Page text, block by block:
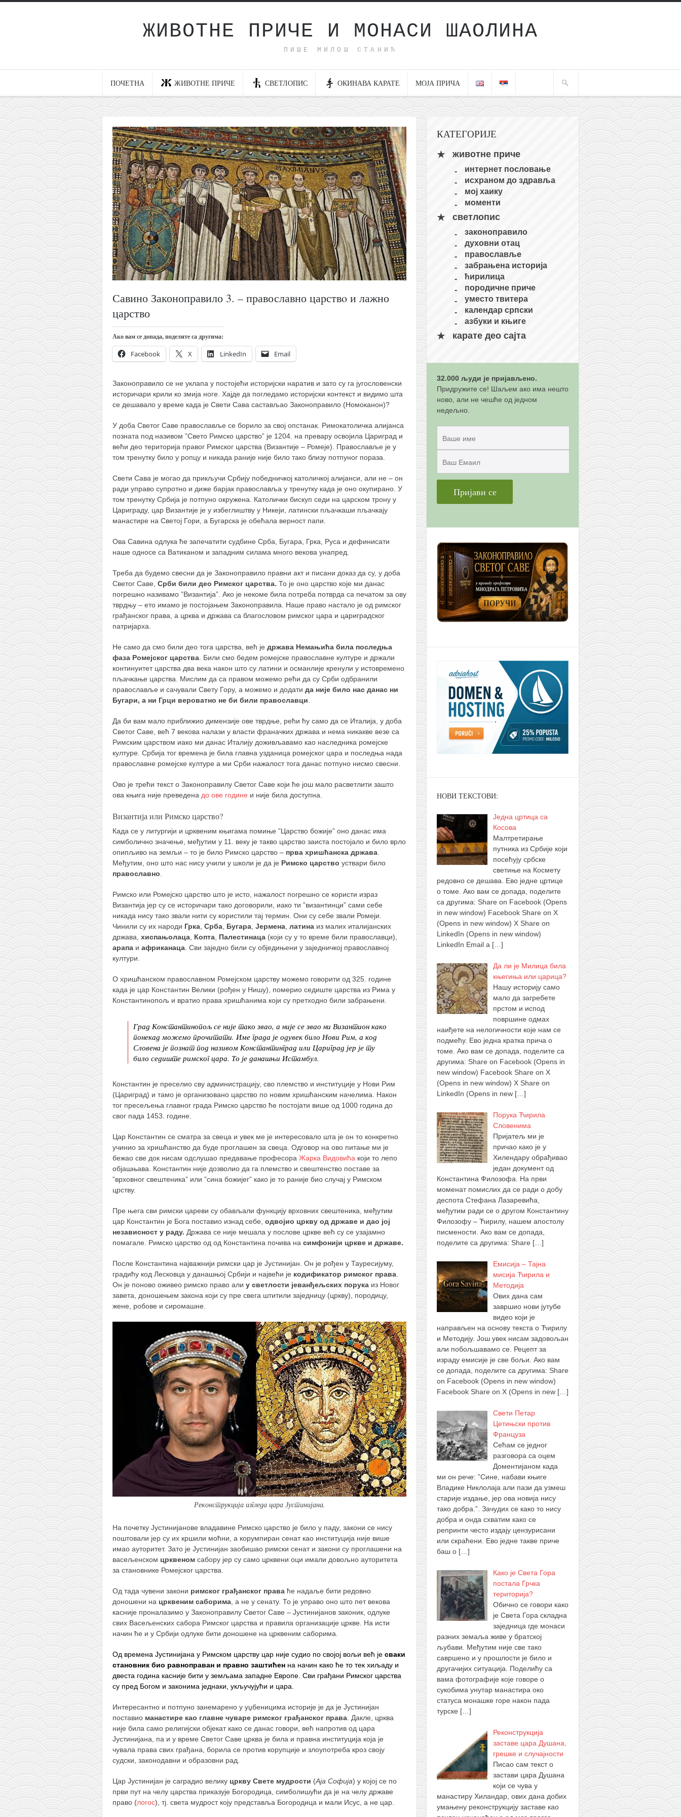
ЖИВОТНЕ ПРИЧЕ И МОНАСИ ШАОЛИНА
ПИШЕ МИЛОШ СТАНИЋ
ПОЧЕТНА ЖИВОТНЕ ПРИЧЕ СВЕТЛОПИС ОКИНАВА КАРАТЕ МОЈА ПРИЧА
интернет пословање
исхраном до здравља
мој хаику
моменти и места
бонус садржај
светлопис
законоправило
духовни отац
православље
забрањена историја
ћирилица
породичне приче
прота Воја
уместо твитера
календар српски
азбуки и књиге
Окинава карате
најновије на блогу
моје белешке
историја каратеа
бубиши
карате
кихон
наиханчи
кушанку
пасаи
темашивари
кобудо
нунчаку
тонфа
тимбеи рочин
тсунами дојо
програм
снимци наступа
галерија клуба
чланарина
контакт
бесплатна е-књига
термини тренинга
моја прича
моја прича
фотке
контакт
Савино Законоправило 3. – православно царствo и лажно
царство
Ако вам се допада, поделите са другима:
Facebook X LinkedIn Email
Законоправило се не уклапа у постојећи историјски наратив и зато су га југословенски
историчари крили ко змија ноге. Хајде да погледамо историјски контекст и видимо шта
се дешавало у време када је Свети Сава састављао Законоправило (Номоканон)?
У доба Светог Саве православље се борило за свој опстанак. Римокатоличка алијанса
позната под називом ”Свето Римско царство” је 1204. на превару освојила Цариград и
већи део територија правог Римског царства (Византије – Ромеје). Православље је у
том тренутку било у ропцу и никада раније није било тако близу потпуног пораза.
Свети Сава је могао да прикључи Србију победничкој католичкој алијанси, али не – он
ради управо супротно и диже барјак православља у тренутку када је оно окупирано. У
том тренутку Србија је потпуно окружена. Католички бискуп седи на царском трону у
Цариграду, цар Византије је у избеглиштву у Никеји, латински пљачкаши пљачкају
манастире на Светој Гори, а Бугарска је обећала верност папи.
Ова Савина одлука ће запечатити судбине Срба, Бугара, Грка, Руса и дефинисати
наше односе са Ватиканом и западним силама много векова унапред.
Треба да будемо свесни да је Законоправило правни акт и писани доказ да су, у доба
Светог Саве, Срби били део Римског царства. То је оно царство кoje ми данас
погрешно називамо ”Византија”. Ако је некоме била потреба потврда са печатом за ову
тврдњу – ето имамо је постојањем Законоправила. Наше право настало је од римског
грађанског права, а црква и држава са благословом римског цара и цариградског
патријарха.
Не само да смо били део тога царства, већ је држава Немањића била последња
фаза Ромејског царства . Били смо бедем ромејске православне културе и држали
континуитет царства два века након што су латини и османлије кренули у истовремено
пљачкање царства. Мислим да са правом можемо рећи да су Срби одбранили
православље и сачували Свету Гору, а можемо и додати да није било нас данас ни
Бугари, а ни Грци вероватно не би били православци
Да би вам мало приближио димензије ове тврдње, рећи ћу само да се Италија, у доба
Светог Саве, већ 7 векова налази у власти франачких држава и нема никакве везе са
Римским царством иако ми данас Италију доживљавамо као наследника ромејске
културе. Србија тог времена је била главна узданица ромејског цара и последња нада
православне ромејске културе а ми Срби нажалост тога данас потпуно нисмо свесни.
Ово је трећи текст о Законоправилу Светог Саве који ће још мало расветлити зашто
ова књига није преведена до ове године и није била доступна.
Византија или Римско царство?
Када се у литургији и црквеним књигама помиње ”Царство божије” оно данас има
симболично значење, међутим у 11. веку је такво царство заиста постојало и било врло
опипљиво на земљи – то је било Римско царство – прва хришћанска држава
Међутим, оно што нас нису учили у школи је да је Римско царство уствари било
православно
Римско или Ромејско царство што је исто, нажалост погрешно се користи израз
Византија јер су се историчари тако договорили, иако ти ”византинци” сами себе
никада нису тако звали нити су користили тај термин. Они су себе звали Ромеји.
Чинили су их народи Грка Срба Бугара Јермена латина из малих италијанских
држава, хиспањолаца Копта Палестинаца (који су у то време били православци),
арапа и африканаца . Сви заједно били су обједињени у заједничкој православној
култури.
О хришћанском православном Ромејском царству можемо говорити од 325. године
када је цар Константин Велики (рођен у Нишу), померио седиште царства из Рима у
Константинопољ и вратио права хришћанима који су претходно били забрањени.
Град Константинопољ се није тако звао, а није се звао ни Византион како
понекад можемо прочитати. Име града је одувек било Нови Рим, а код
Словена је познат под називом Константинград или Цариград јер је ту
било седиште римског цара. То је данашњи Истамбул.
Константин је преселио сву администрацију, сво племство и институције у Нови Рим
(Цариград) и тамо је организовано царство по новим хришћанским начелима. Након
тог пресељења главног града Римско царство ће постојати више од 1000 година до
свог пада 1453. године.
Цар Константин се сматра за свеца и увек ме је интересовало шта је он то конкретно
учинио за хришћанство да буде проглашен за свеца. Одговор на ово питање ми је
бежао све док нисам одслушао предавање професора Жарка Видовића који то лепо
објашњава. Константин није дозволио да га племство и свештенство поставе за
”врховног свештеника” или ”сина божијег” како је то раније био случај у Римском
црству.
Пре њега сви римски цареви су обављали функцију врховних свештеника, међутим
цар Константин је Бога поставио изнад себе, одвојио цркву од државе и дао јој
независност у раду. Држава се није мешала у послове цркве већ су се узајамно
помагале. Римско царство од од Константина почива на симфонији цркве и државе.
После Константина најважнији римски цар је Јустинијан. Он је рођен у Тауресијуму,
градићу код Лесковца у данашњој Србији и највећи је кодификатор римског права
Он је поново оживео римско право али у светлости јеванђељских порука из Новог
завета, доношењем закона који су пре свега штитили заједницу (цркву), породицу,
жене, робове и сиромашне.
Реконструкција изгледа цара Јустинијана.
На почетку Јустинијанове владавине Римско царство је било у паду, закони се нису
поштовали јер су их кршили моћни, а корумпиран сенат као институција није више
имао ауторитет. Зато је Јустинијан заобишао римски сенат и закони су проглашени на
васељенском црквеном сабору јер су само црквени оци имали довољно ауторитета
за становнике Ромејског царства.
Од тада чувени закони римског грађанског права ће надаље бити редовно
доношени на црквеним саборима , а не у сенату. То је управо оно што пет векова
касније проналазимо у Законоправилу Светог Саве – Јустинијанов законик, одлуке
свих Васељенских сабора Римског царства и правила организације цркве. На исти
начин ће и у Србији одлуке бити доношене на црквеним саборима.
Од времена Јустинијана у Римском царству цар није судио по својој вољи већ је сваки
становник био равноправан и правно заштићен на начин како ће то тек хиљаду и
двеста година касније бити у земљама западне Европе. Сви грађани Римског царства
су пред Богом и законима једнаки, укључујући и цара.
Интересантно и потпуно занемарено у уџбеницима историје је да је Јустинијан
поставио манастире као главне чуваре римског грађанског права . Дакле, црква
није била само религијски објекат како се данас говори, већ напротив од цара
Јустинијана, па и у време Светог Саве црква је била и правна институција која је
чувала права свих грађана, борила се против корупције и злоупотреба кроз своју
судски, законодавни и образовни рад.
Цар Јустинијан је саградио велику цркву Свете мудрости (Ајa Софија) у којој се по
први пут на челу царства приказује Богородица, симболишући да је на челу државе
право (логос), тј. света мудрост коју представља Богородица и мали Исус, а не цар.
КАТЕГОРИЈЕ
животне приче
интернет пословање
исхраном до здравља
мој хаику
моменти
светлопис
законоправило
духовни отац
православље
забрањена историја
ћирилица
породичне приче
уместо твитера
календар српски
азбуки и књиге
карате део сајта
32.000 људи је пријављено.
Придружите се! Шаљем ако има нешто
ново, али не чешће од једном
недељно.
НОВИ ТЕКСТОВИ:
Једна цртица са
Косова
Малтретирање
путника из Србије који
посећују србске
светиње на Космету
редовно се дешава. Ево једне цртице
о томе. Ако вам се допада, поделите
са другима: Share on Facebook (Opens
in new window) Facebook Share on X
(Opens in new window) X Share on
LinkedIn (Opens in new window)
LinkedIn Email a […]
Да ли је Милица била
књегиња или царица?
Нашу историју само
мало да загребете
прстом и испод
површине одмах
наиђете на нелогичности које нам се
подмећу. Ево једна кратка прича о
томе. Ако вам се допада, поделите са
другима: Share on Facebook (Opens in
new window) Facebook Share on X
(Opens in new window) X Share on
LinkedIn (Opens in new […]
Порука Ћирила
Словенима
Пријатељ ми је
причао како је у
Хилендару обрађивао
један документ од
Константина Филозофа. На први
моменат помислих да се ради о добу
деспота Стефана Лазаревића,
међутим ради се о другом Константину
Филозофу – Ћирилу, нашем апостолу
писмености. Ако вам се допада,
поделите са другима: Share […]
Емисија – Тајна
мисија Ћирила и
Методија
Ових дана сам
завршио нови јутубе
видео који је
направљен на основу текста о Ћирилу
и Методију. Још увек нисам задовољан
али побољшавамо се. Рецепт за
израду емисије је све бољи. Ако вам
се допада, поделите са другима: Share
on Facebook (Opens in new window)
Facebook Share on X (Opens in new […]
Свети Петар
Цетињски против
Француза
Сећам се једног
разговора са оцем
Доментијаном када
ми он рече: ”Сине, набави књиге
Владике Никлолаја али пази да узмеш
старије издање, јер ова новија нису
тако добра.”. Зачудих се како то нису
добра и онда схватим како се
репринти често издају цензурисани
или скраћени. Ево једне такве приче
баш о […]
Како је Света Гора
постала Грчка
територија?
Обично се говори како
је Света Гора складна
заједница где монаси
разних земаља живе у братској
љубави. Међутим није све тако
савршено и у прошлости је било и
другачијих ситуација. Поделићу са
вама фотографије које говоре о
сукобима унутар манастира око
статуса монашке горе након пада
турске […]
Реконструкција
заставе цара Душана,
грешке и случајности
Писао сам текст о
застави цара Душана
који се чува у
манастиру Хиландар, ових дана добих
умањену реконструкцију заставе као